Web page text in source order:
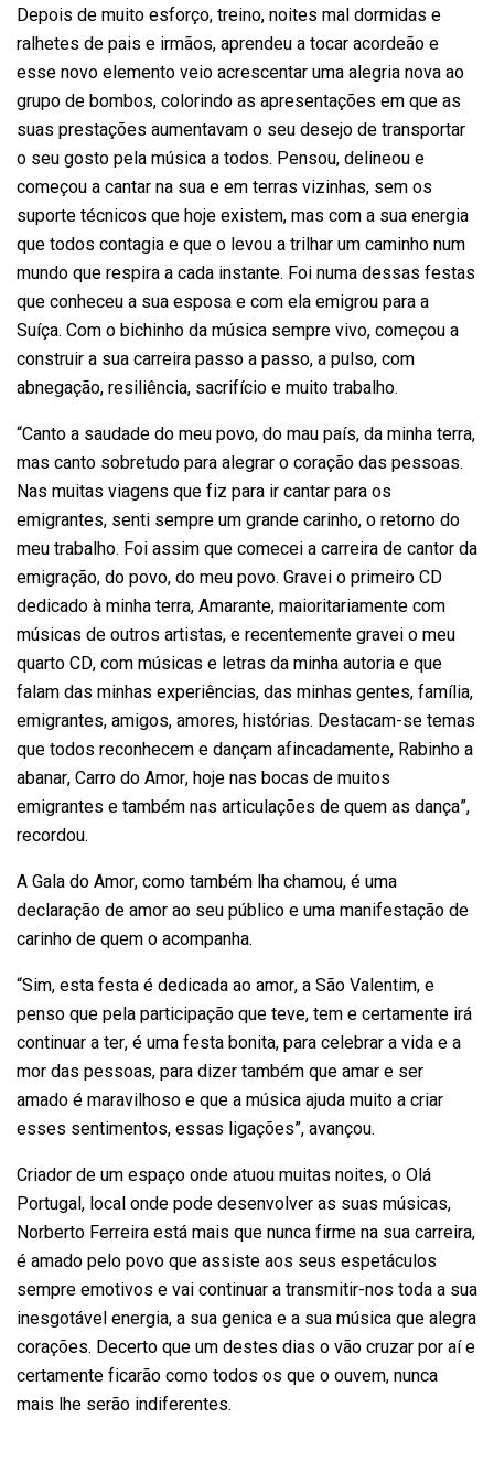
Depois de muito esforço, treino, noites mal dormidas e
ralhetes de pais e irmãos, aprendeu a tocar acordeão e
esse novo elemento veio acrescentar uma alegria nova ao
grupo de bombos, colorindo as apresentações em que as
suas prestações aumentavam o seu desejo de transportar
o seu gosto pela música a todos. Pensou, delineou e
começou a cantar na sua e em terras vizinhas, sem os
suporte técnicos que hoje existem, mas com a sua energia
que todos contagia e que o levou a trilhar um caminho num
mundo que respira a cada instante. Foi numa dessas festas
que conheceu a sua esposa e com ela emigrou para a
Suíça. Com o bichinho da música sempre vivo, começou a
construir a sua carreira passo a passo, a pulso, com
abnegação, resiliência, sacrifício e muito trabalho.
“Canto a saudade do meu povo, do mau país, da minha terra,
mas canto sobretudo para alegrar o coração das pessoas.
Nas muitas viagens que fiz para ir cantar para os
emigrantes, senti sempre um grande carinho, o retorno do
meu trabalho. Foi assim que comecei a carreira de cantor da
emigração, do povo, do meu povo. Gravei o primeiro CD
dedicado à minha terra, Amarante, maioritariamente com
músicas de outros artistas, e recentemente gravei o meu
quarto CD, com músicas e letras da minha autoria e que
falam das minhas experiências, das minhas gentes, família,
emigrantes, amigos, amores, histórias. Destacam-se temas
que todos reconhecem e dançam afincadamente, Rabinho a
abanar, Carro do Amor, hoje nas bocas de muitos
emigrantes e também nas articulações de quem as dança”,
recordou.
A Gala do Amor, como também lha chamou, é uma
declaração de amor ao seu público e uma manifestação de
carinho de quem o acompanha.
“Sim, esta festa é dedicada ao amor, a São Valentim, e
penso que pela participação que teve, tem e certamente irá
continuar a ter, é uma festa bonita, para celebrar a vida e a
mor das pessoas, para dizer também que amar e ser
amado é maravilhoso e que a música ajuda muito a criar
esses sentimentos, essas ligações”, avançou.
Criador de um espaço onde atuou muitas noites, o Olá
Portugal, local onde pode desenvolver as suas músicas,
Norberto Ferreira está mais que nunca firme na sua carreira,
é amado pelo povo que assiste aos seus espetáculos
sempre emotivos e vai continuar a transmitir-nos toda a sua
inesgotável energia, a sua genica e a sua música que alegra
corações. Decerto que um destes dias o vão cruzar por aí e
certamente ficarão como todos os que o ouvem, nunca
mais lhe serão indiferentes.